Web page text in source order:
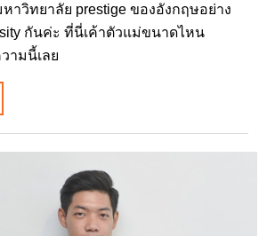
าวิทยาลัย prestige ของอังกฤษอย่าง
กันค่ะ ที่นี่เค้าตัวแม่ขนาดไหน
ามนี้เลย